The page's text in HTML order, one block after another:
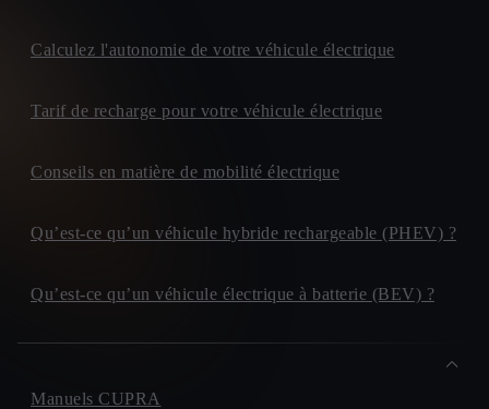
Calculez l'autonomie de votre véhicule électrique
Tarif de recharge pour votre véhicule électrique
Conseils en matière de mobilité électrique
Qu’est-ce qu’un véhicule hybride rechargeable (PHEV) ?
Qu’est-ce qu’un véhicule électrique à batterie (BEV) ?
Manuels CUPRA